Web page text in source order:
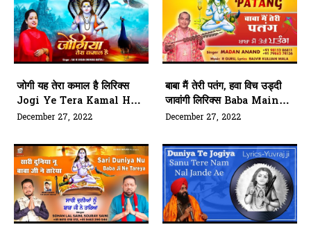
जोगी यह तेरा कमाल है लिरिक्स
Jogi Ye Tera Kamal Hai
Bhajan Lyrics
December 27, 2022
बाबा मैं तेरी पतंग, हवा विच उड्दी
जावांगी लिरिक्स Baba Main
Teri Patang Hindi
December 27, 2022